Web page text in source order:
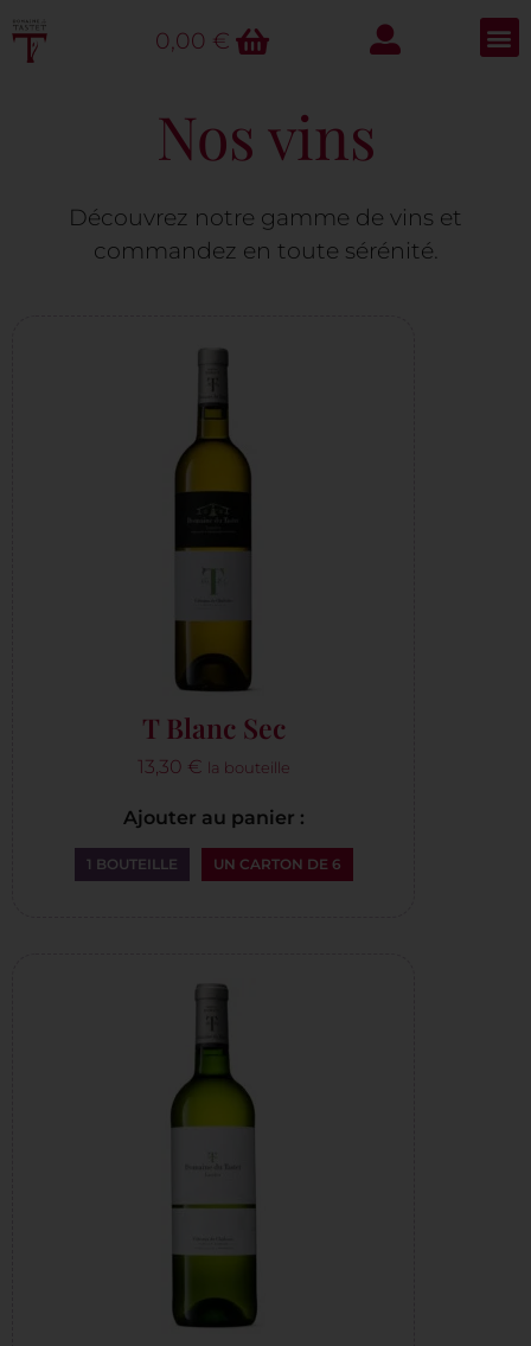
0,00 €
Nos vins
Découvrez notre gamme de vins et
commandez en toute sérénité.
T Blanc Sec
13,30 € la bouteille
Ajouter au panier :
1 BOUTEILLE UN CARTON DE 6